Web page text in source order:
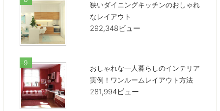
狭いダイニングキッチンのおしゃれ
なレイアウト
292,348ビュー
おしゃれな一人暮らしのインテリア
実例！ワンルームレイアウト方法
281,994ビュー